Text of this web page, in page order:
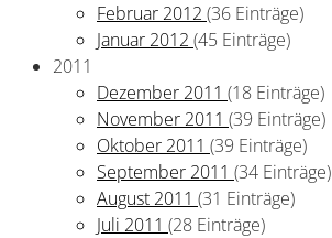
Februar 2012 (36 Einträge)
Januar 2012 (45 Einträge)
2011
Dezember 2011 (18 Einträge)
November 2011 (39 Einträge)
Oktober 2011 (39 Einträge)
September 2011 (34 Einträge)
August 2011 (31 Einträge)
Juli 2011 (28 Einträge)